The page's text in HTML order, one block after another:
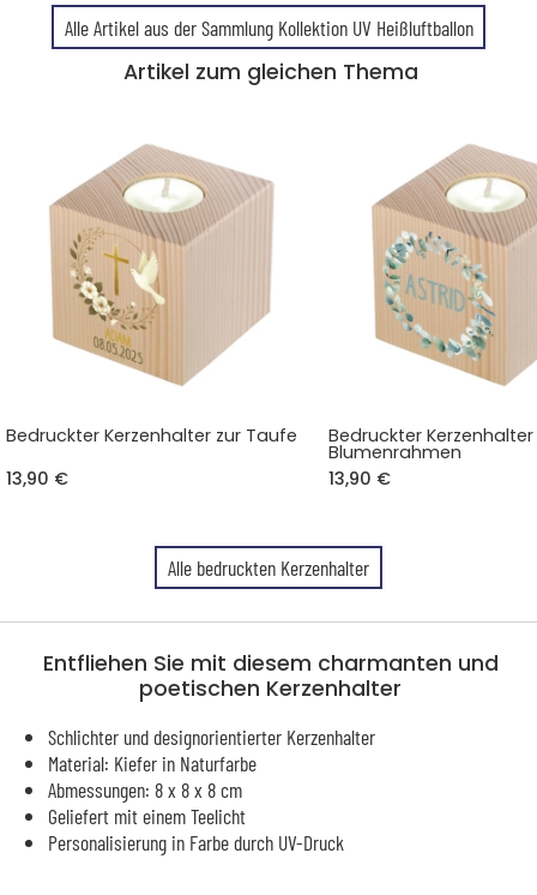
Alle Artikel aus der Sammlung Kollektion UV Heißluftballon
Artikel zum gleichen Thema
Bedruckter Kerzenhalter zur Taufe
13,90 €
Bedruckter Kerzenhalter
Blumenrahmen
13,90 €
Alle bedruckten Kerzenhalter
Entfliehen Sie mit diesem charmanten und
poetischen Kerzenhalter
Schlichter und designorientierter Kerzenhalter
Material: Kiefer in Naturfarbe
Abmessungen: 8 x 8 x 8 cm
Geliefert mit einem Teelicht
Personalisierung in Farbe durch UV-Druck